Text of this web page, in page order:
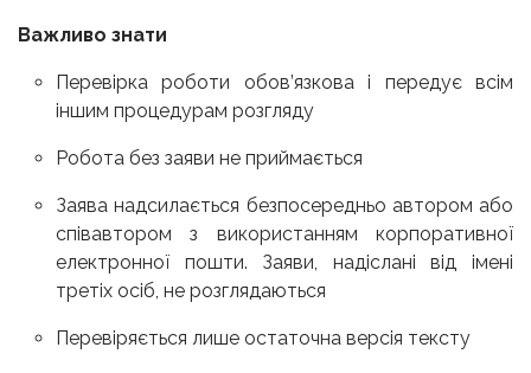
Важливо знати
Перевіркароботи обов’язкова і передує всім
іншим процедурам розгляду
Робота без заяви не приймається
Заява надсилається безпосередньо автором або
співавтором з використанням корпоративної
електронної пошти. Заяви, надіслані від імені
третіх осіб, не розглядаються
Перевіряється лише остаточна версія тексту